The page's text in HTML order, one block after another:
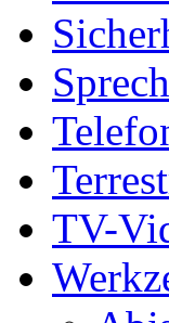
TV-